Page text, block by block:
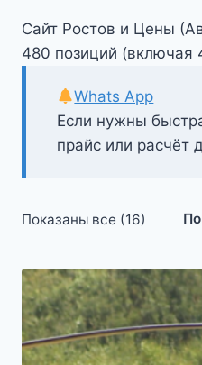
Сайт Ростов и Цены
480 позиций (включая
Если нужны
прайс или расчёт
Whats App
Показаны все (16) Цены: